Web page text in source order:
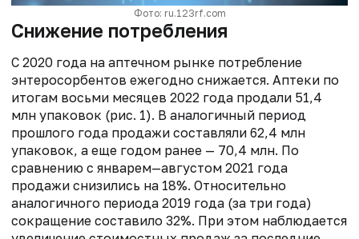
Фото: ru.123rf.com
Снижение потребления
С 2020 года на аптечном рынке потребление
энтеросорбентов ежегодно снижается. Аптеки по
итогам восьми месяцев 2022 года продали 51,4
млн упаковок (рис. 1). В аналогичный период
прошлого года продажи составляли 62,4 млн
упаковок, а еще годом ранее — 70,4 млн. По
сравнению с январем—августом 2021 года
продажи снизились на 18%. Относительно
аналогичного периода 2019 года (за три года)
сокращение составило 32%. При этом наблюдается